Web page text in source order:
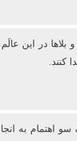
در اين
کنند.
به